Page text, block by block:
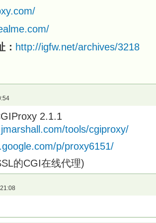
： http://igfw.net/archives/3218
2.1.1
tools/cgiproxy/
p/proxy6151/
的CGI在线代理)